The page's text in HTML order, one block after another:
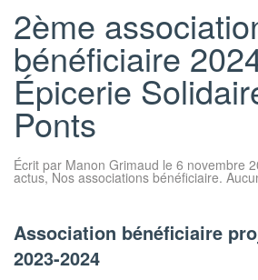
2ème
bénéficiaire
Épicerie
Ponts
Écrit par Manon Grimaud le 6 novembre
actus, Nos associations bénéficiaire.
Association bénéficiaire
2023-2024